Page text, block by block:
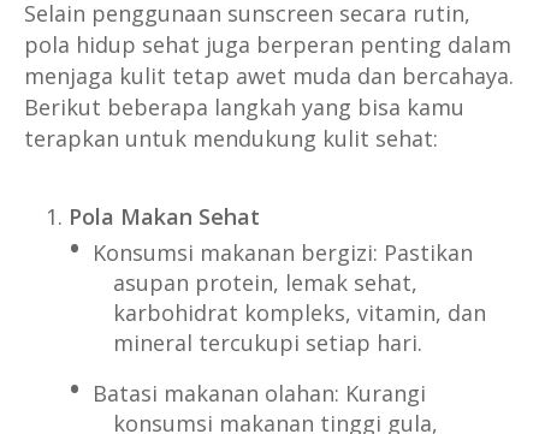
Selain penggunaan sunscreen secara rutin,
pola hidup sehat juga berperan penting dalam
menjaga kulit tetap awet muda dan bercahaya.
Berikut beberapa langkah yang bisa kamu
terapkan untuk mendukung kulit sehat:
Pola Makan Sehat
Konsumsi makanan bergizi: Pastikan
asupan protein, lemak sehat,
karbohidrat kompleks, vitamin, dan
mineral tercukupi setiap hari.
Batasi makanan olahan: Kurangi
konsumsi makanan tinggi gula,